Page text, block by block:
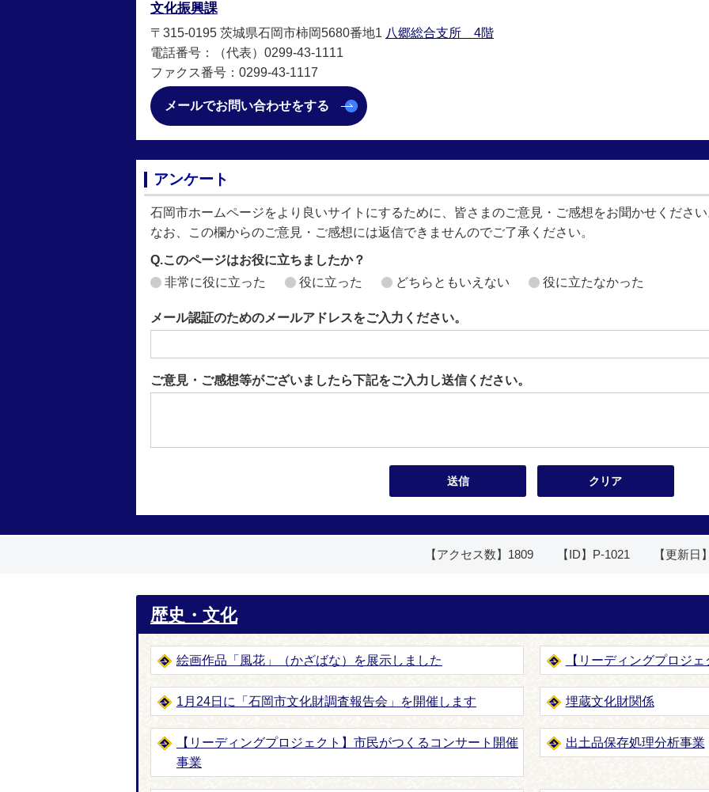
文化振興課
〒315-0195 茨城県石岡市柿岡5680番地1 八郷総合支所 4階
電話番号：（代表）0299-43-1111
ファクス番号：0299-43-1117
メールでお問い合わせをする
アンケート
石岡市ホームページをより良いサイトにするために、皆さまのご意見・ご感想をお聞かせくださ
なお、この欄からのご意見・ご感想には返信できませんのでご了承ください。
Q.このページはお役に立ちましたか？
非常に役に立った
役に立った どちらともいえない 役に立たなかった
メール認証のためのメールアドレスをご入力ください。
ご意見・ご感想等がございましたら下記をご入力し送信ください。
【アクセス数】 1809 【ID】 P-1021 【更新日
歴史・文化
絵画作品「風花」（かざばな）を展示しました 【リーディングプロジ
1月24日に「石岡市文化財調査報告会」を開催します 埋蔵文化財関係
【リーディングプロジェクト】市民がつくるコンサート開催
事業
出土品保存処理分析事業